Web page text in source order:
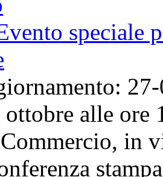
speciale
alle ore
in